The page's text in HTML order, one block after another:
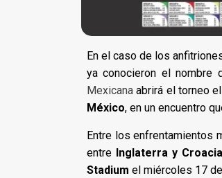
En el caso de los
ya conocieron el
Mexicana abrirá el torneo el
México, en un encuentro
Entre los enfrentamientos
entre Inglaterra y Croacia
Stadium el miércoles 17